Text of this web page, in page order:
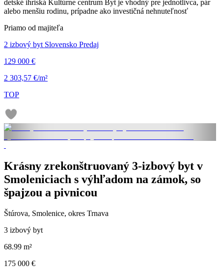
detské ihriská Kultúrne centrum Byt je vhodný pre jednotlivca, pár
alebo menšiu rodinu, prípadne ako investičná nehnuteľnosť
Priamo od majiteľa
2 izbový byt Slovensko Predaj
129 000 €
2 303,57 €/m²
TOP
Krásny zrekonštruovaný 3-izbový byt v
Smoleniciach s výhľadom na zámok, so
špajzou a pivnicou
Štúrova, Smolenice, okres Trnava
3 izbový byt
68.99 m²
175 000 €